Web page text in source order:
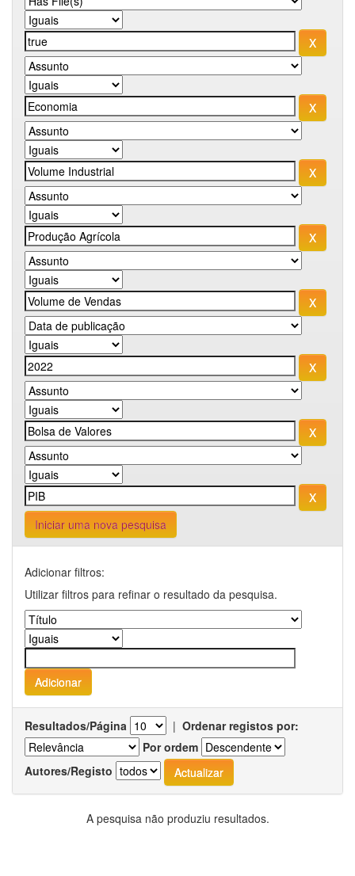
Iniciar uma nova pesquisa
Adicionar filtros:
Utilizar filtros para refinar o resultado da pesquisa.
Resultados/Página | Ordenar registos por:
Por ordem
Autores/Registo
A pesquisa não produziu resultados.